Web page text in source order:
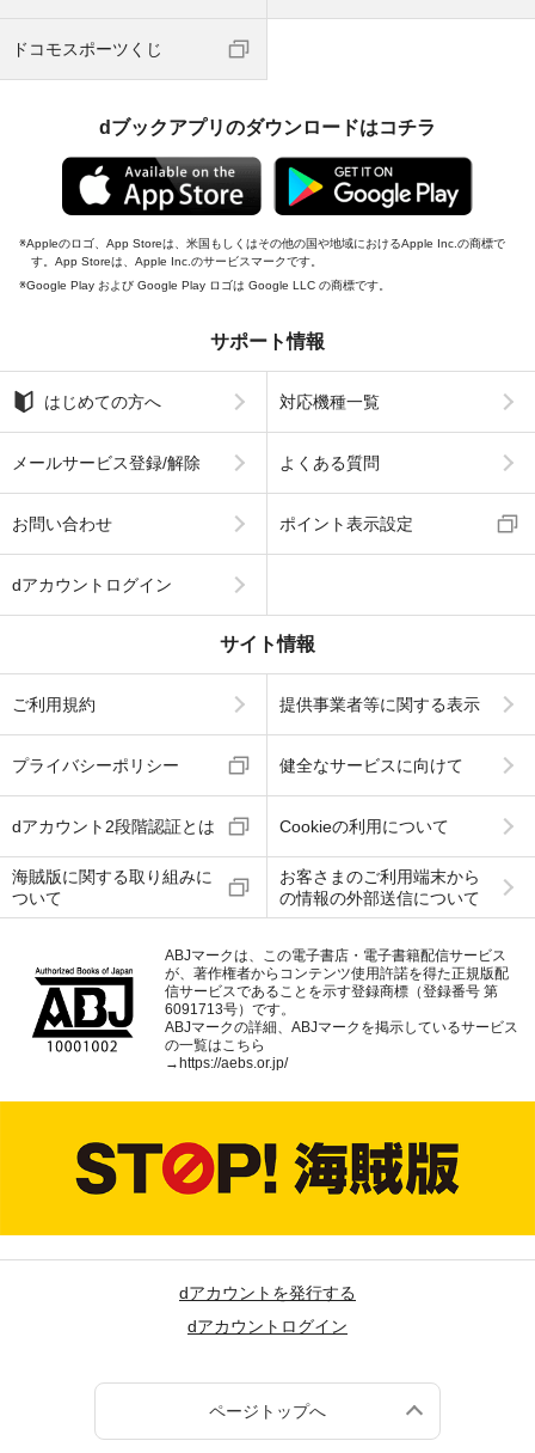
ドコモスポーツくじ
dブックアプリのダウンロードはコチラ
Appleのロゴ、App Storeは、米国もしくはその他の国や地域におけるApple Inc.の商標で
す。App Storeは、Apple Inc.のサービスマークです。
Google Play および Google Play ロゴは Google LLC の商標です。
サポート情報
はじめての方へ 対応機種一覧
メールサービス登録/解除 よくある質問
お問い合わせ ポイント表示設定
dアカウントログイン
サイト情報
ご利用規約 提供事業者等に関する表示
プライバシーポリシー 健全なサービスに向けて
dアカウント2段階認証とは Cookieの利用について
海賊版に関する取り組みに
ついて
お客さまのご利用端末から
の情報の外部送信について
ABJマークは、この電子書店・電子書籍配信サービス
が、著作権者からコンテンツ使用許諾を得た正規版配
信サービスであることを示す登録商標（登録番号 第
6091713号）です。
ABJマークの詳細、ABJマークを掲示しているサービス
の一覧はこちら
→ https://aebs.or.jp/
dアカウントを発行する
dアカウントログイン
ページトップへ